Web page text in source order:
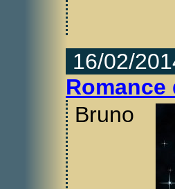
16/02/
Romance
Bruno